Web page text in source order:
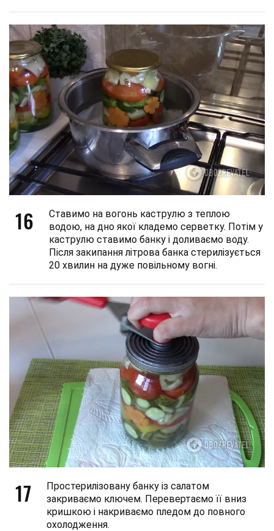
16
Ставимо на вогонь каструлю з теплою
водою, на дно якої кладемо серветку. Потім у
каструлю ставимо банку і доливаємо воду.
Після закипання літрова банка стерилізується
20 хвилин на дуже повільному вогні.
17
Простерилізовану банку із салатом
закриваємо ключем. Перевертаємо її вниз
кришкою і накриваємо пледом до повного
охолодження.